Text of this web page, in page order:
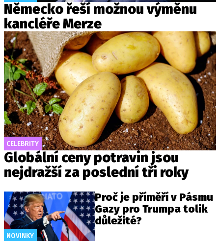
Německo řeší možnou výměnu
kancléře Merze
CELEBRITY
Globální ceny potravin jsou
nejdražší za poslední tři roky
NOVINKY
Proč je příměří v Pásmu
Gazy pro Trumpa tolik
důležité?